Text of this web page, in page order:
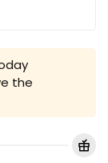
the